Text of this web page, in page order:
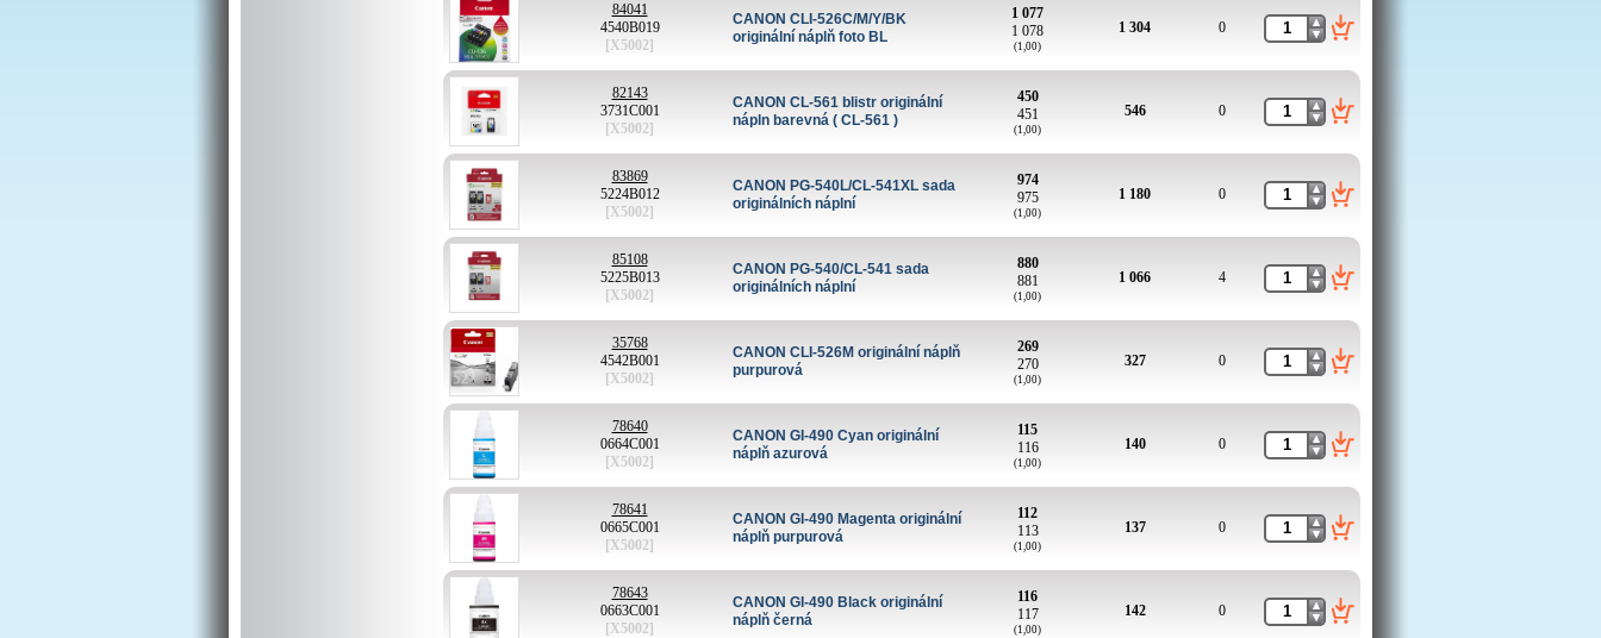
84041
4540B019
[X5002]
CANON CLI-526C/M/Y/BK
originální náplň foto BL
1 077
1 078
(1,00)
1 304 0
82143
3731C001
[X5002]
CANON CL-561 blistr originální
nápln barevná ( CL-561 )
450
451
(1,00)
546 0
83869
5224B012
[X5002]
CANON PG-540L/CL-541XL sada
originálních náplní
974
975
(1,00)
1 180 0
85108
5225B013
[X5002]
CANON PG-540/CL-541 sada
originálních náplní
880
881
(1,00)
1 066 4
35768
4542B001
[X5002]
CANON CLI-526M originální náplň
purpurová
269
270
(1,00)
327 0
78640
0664C001
[X5002]
CANON GI-490 Cyan originální
náplň azurová
115
116
(1,00)
140 0
78641
0665C001
[X5002]
CANON GI-490 Magenta originální
náplň purpurová
112
113
(1,00)
137 0
78643
0663C001
[X5002]
CANON GI-490 Black originální
náplň černá
116
117
(1,00)
142 0